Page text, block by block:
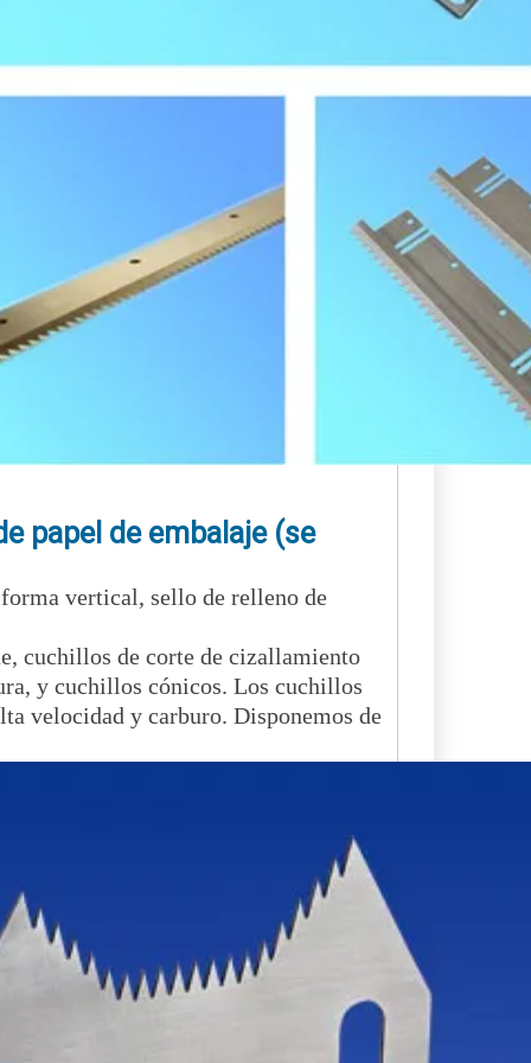
papel de embalaje (se
vertical, sello de relleno de
cuchillos de corte de cizallamiento
y cuchillos cónicos. Los cuchillos
velocidad y carburo. Disponemos de